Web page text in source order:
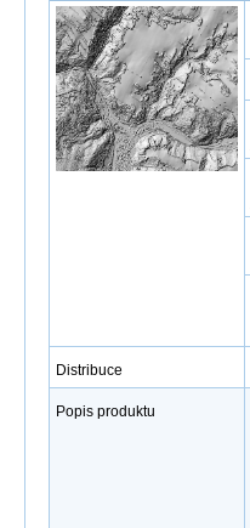
Distribuce
Popis produktu